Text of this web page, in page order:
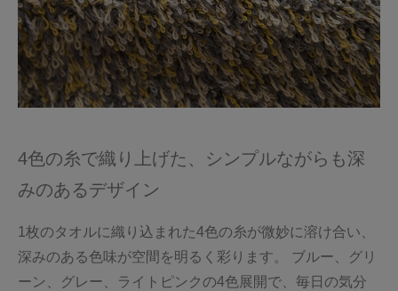
4色の糸で織り上げた、シンプルながらも深
みのあるデザイン
1枚のタオルに織り込まれた4色の糸が微妙に溶け合い、
深みのある色味が空間を明るく彩ります。 ブルー、グリ
ーン、グレー、ライトピンクの4色展開で、毎日の気分